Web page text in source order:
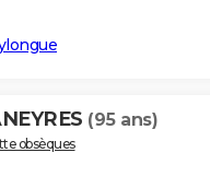
(95 ans)
obsèques